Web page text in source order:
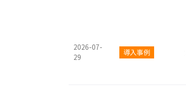
2026-07-
29
導入事例